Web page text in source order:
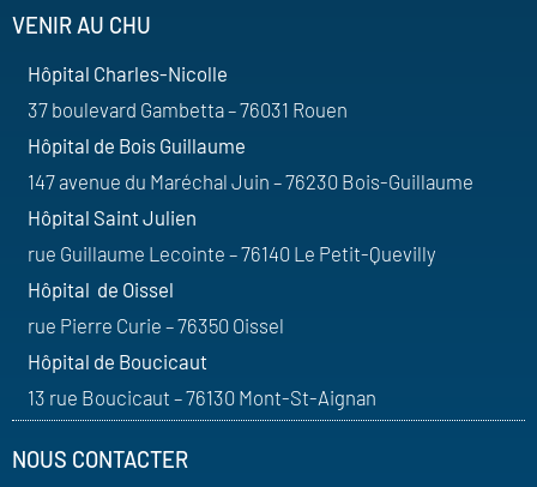
VENIR AU CHU
Hôpital Charles-Nicolle
37 boulevard Gambetta – 76031 Rouen
Hôpital de Bois Guillaume
147 avenue du Maréchal Juin – 76230 Bois-Guillaume
Hôpital Saint Julien
rue Guillaume Lecointe – 76140 Le Petit-Quevilly
Hôpital de Oissel
rue Pierre Curie – 76350 Oissel
Hôpital de Boucicaut
13 rue Boucicaut – 76130 Mont-St-Aignan
NOUS CONTACTER